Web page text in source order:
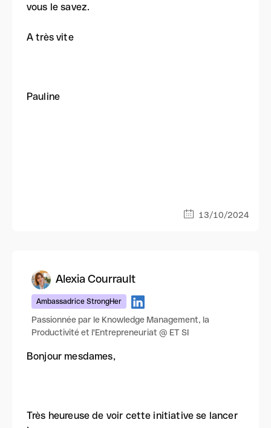
vous le savez.
A très vite
Pauline
13/10/2024
Alexia Courrault
Ambassadrice StrongHer
Passionnée par le Knowledge Management, la
Productivité et l'Entrepreneuriat @ ET SI
Bonjour mesdames,
Très heureuse de voir cette initiative se lancer